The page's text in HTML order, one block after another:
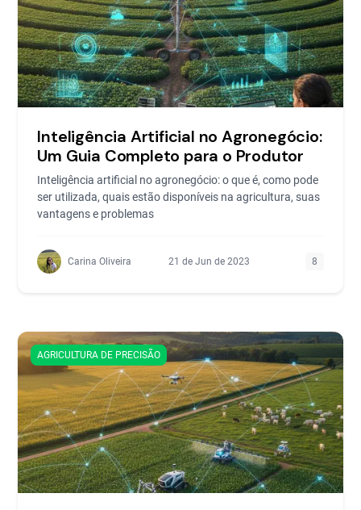
Inteligência Artificial no Agronegócio:
Um Guia Completo para o Produtor
Inteligência artificial no agronegócio: o que é, como pode
ser utilizada, quais estão disponíveis na agricultura, suas
vantagens e problemas
Carina Oliveira 21 de Jun de 2023 8
AGRICULTURA DE PRECISÃO